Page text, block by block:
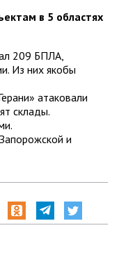
в 5 областях
209 БПЛА,
Из них якобы
атаковали
склады.
и